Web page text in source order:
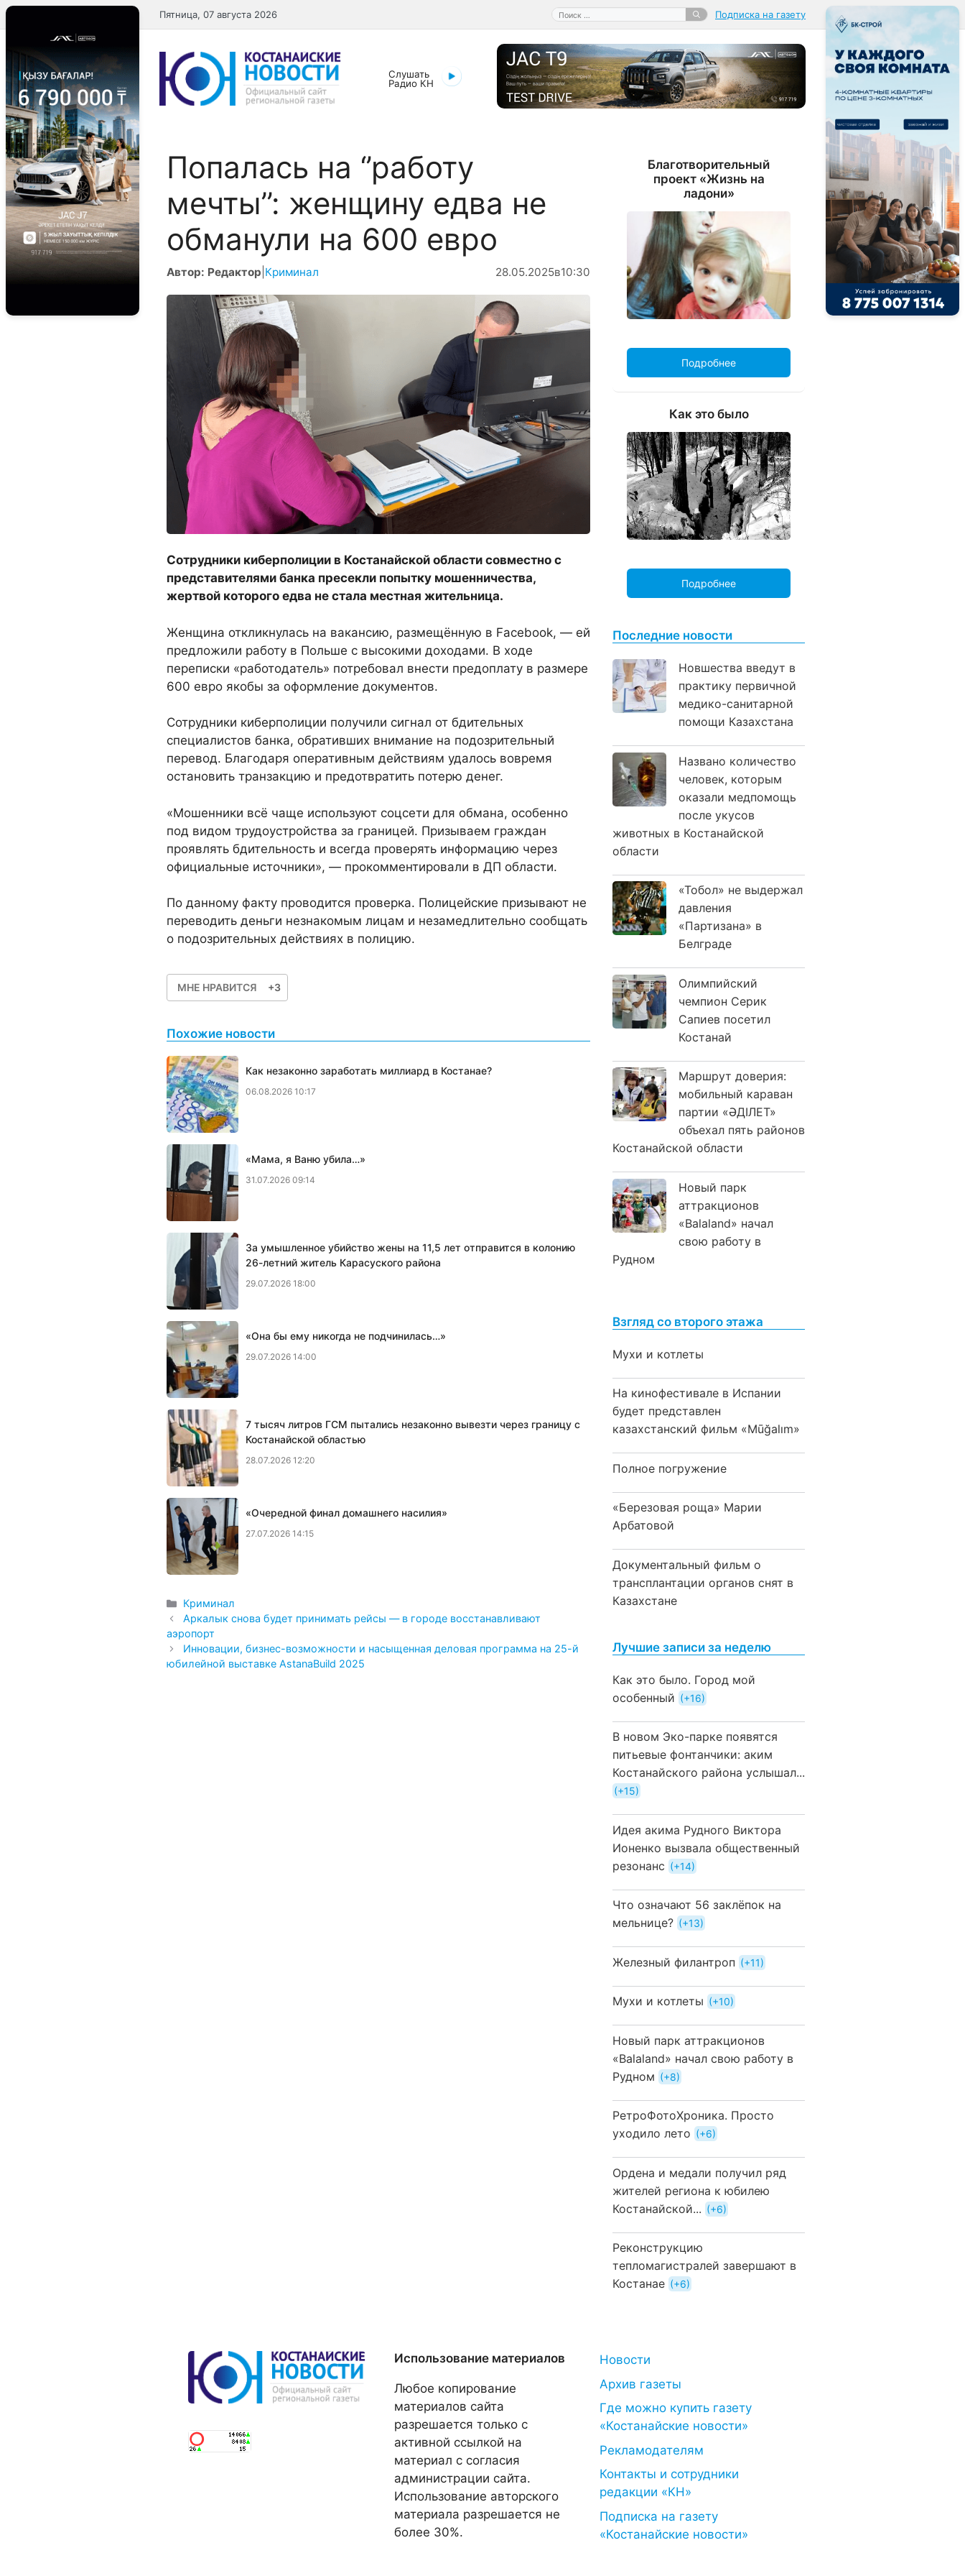
Перейти
к
содержимому
Поиск:
Пятница, 07 августа 2026 Подписка на газету
Слушать
Радио КН
Попалась на ‘’работу
мечты’’: женщину едва не
обманули на 600 евро
Автор: Редактор Криминал 28.05.2025в10:30
Сотрудники киберполиции в Костанайской области совместно с
представителями банка пресекли попытку мошенничества,
жертвой которого едва не стала местная жительница.
Женщина откликнулась на вакансию, размещённую в Facebook, — ей
предложили работу в Польше с высокими доходами. В ходе
переписки «работодатель» потребовал внести предоплату в размере
600 евро якобы за оформление документов.
Сотрудники киберполиции получили сигнал от бдительных
специалистов банка, обративших внимание на подозрительный
перевод. Благодаря оперативным действиям удалось вовремя
остановить транзакцию и предотвратить потерю денег.
«Мошенники всё чаще используют соцсети для обмана, особенно
под видом трудоустройства за границей. Призываем граждан
проявлять бдительность и всегда проверять информацию через
официальные источники», — прокомментировали в ДП области.
По данному факту проводится проверка. Полицейские призывают не
переводить деньги незнакомым лицам и незамедлительно сообщать
о подозрительных действиях в полицию.
МНЕ НРАВИТСЯ +3
Похожие новости
Как незаконно заработать миллиард в Костанае?
06.08.2026 10:17
«Мама, я Ваню убила…»
31.07.2026 09:14
За умышленное убийство жены на 11,5 лет отправится в колонию
26-летний житель Карасуского района
29.07.2026 18:00
«Она бы ему никогда не подчинилась…»
29.07.2026 14:00
7 тысяч литров ГСМ пытались незаконно вывезти через границу с
Костанайской областью
28.07.2026 12:20
«Очередной финал домашнего насилия»
27.07.2026 14:15
Рубрики
Криминал
Аркалык снова будет принимать рейсы — в городе восстанавливают
аэропорт
Инновации, бизнес-возможности и насыщенная деловая программа на 25-й
юбилейной выставке AstanaBuild 2025
Благотворительный
проект «Жизнь на
ладони»
Подробнее
Как это было
Подробнее
Последние новости
Новшества введут в
практику первичной
медико-санитарной
помощи Казахстана
Названо количество
человек, которым
оказали медпомощь
после укусов
животных в Костанайской
области
«Тобол» не выдержал
давления
«Партизана» в
Белграде
Олимпийский
чемпион Серик
Сапиев посетил
Костанай
Маршрут доверия:
мобильный караван
партии «ӘДІЛЕТ»
объехал пять районов
Костанайской области
Новый парк
аттракционов
«Balaland» начал
свою работу в
Рудном
Взгляд со второго этажа
Мухи и котлеты
На кинофестивале в Испании
будет представлен
казахстанский фильм «Mūğalım»
Полное погружение
«Березовая роща» Марии
Арбатовой
Документальный фильм о
трансплантации органов снят в
Казахстане
Лучшие записи за неделю
Как это было. Город мой
особенный
+16
В новом Эко-парке появятся
питьевые фонтанчики: аким
Костанайского района услышал...
+15
Идея акима Рудного Виктора
Ионенко вызвала общественный
резонанс
+14
Что означают 56 заклёпок на
мельнице?
+13
Железный филантроп +11
Мухи и котлеты +10
Новый парк аттракционов
«Balaland» начал свою работу в
Рудном
+8
РетроФотоХроника. Просто
уходило лето
+6
Ордена и медали получил ряд
жителей региона к юбилею
Костанайской...
+6
Реконструкцию
тепломагистралей завершают в
Костанае
+6
Использование материалов
Любое копирование
материалов сайта
разрешается только с
активной ссылкой на
материал с согласия
администрации сайта.
Использование авторского
материала разрешается не
более 30%.
Новости
Архив газеты
Где можно купить газету
«Костанайские новости»
Рекламодателям
Контакты и сотрудники
редакции «КН»
Подписка на газету
«Костанайские новости»